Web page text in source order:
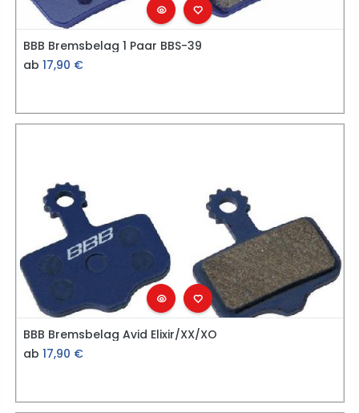
BBB Bremsbelag 1 Paar BBS-39
ab 17,90 €
BBB Bremsbelag Avid Elixir/XX/XO
ab 17,90 €